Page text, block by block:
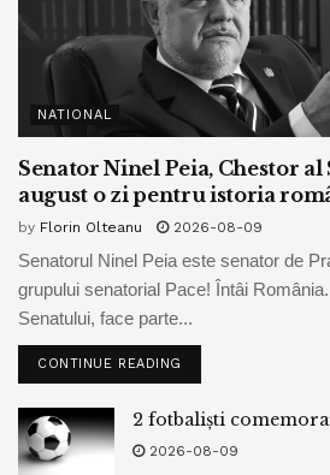
NATIONAL
Senator Ninel Peia, Chestor al
august o zi pentru istoria
by Florin Olteanu 2026-08-09
Senatorul Ninel Peia este senator de
grupului senatorial Pace! Întâi
Senatului, face parte...
CONTINUE READING
2 fotbaliști
2026-08-09